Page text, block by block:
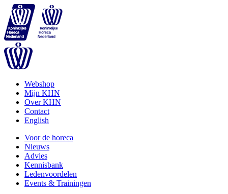
Webshop
Mijn KHN
Over KHN
Contact
English
Voor de horeca
Nieuws
Advies
Kennisbank
Ledenvoordelen
Events & Trainingen